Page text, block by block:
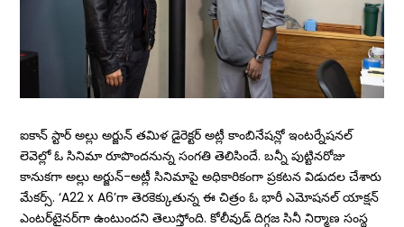
ఐకాన్ స్టార్ అల్లు అర్జున్ తమిళ డైరెక్టర్ అట్లీ కాంబినేషన్లో ఇంటర్నేషనల్
లెవెల్లో ఓ సినిమా రూపొందనున్న సంగతి తెలిసిందే. బన్నీ పుట్టినరోజు
కానుకగా అల్లు అర్జున్‌-అట్లీ సినిమాపై అధికారికంగా ప్రకటన విడుదల చేశారు
మేకర్స్. ‘A22 x A6’గా తెరకెక్కుతున్న ఈ చిత్రం ఓ భారీ ఎమోషనల్‌ యాక్షన్‌
ఎంటర్‌టైనర్‌గా ఉంటుందని తెలుస్తోంది. కోలీవుడ్‌ దిగ్గజ సినీ నిర్మాణ సంస్థ